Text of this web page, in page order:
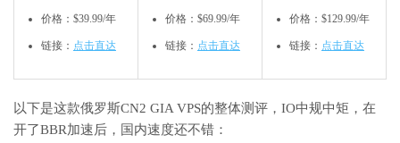
价格：$39.99/年
链接： 点击直达
价格：$69.99/年
链接： 点击直达
价格：$129.99/年
链接： 点击直达
以下是这款俄罗斯CN2 GIA VPS的整体测评，IO中规中矩，在
开了BBR加速后，国内速度还不错：